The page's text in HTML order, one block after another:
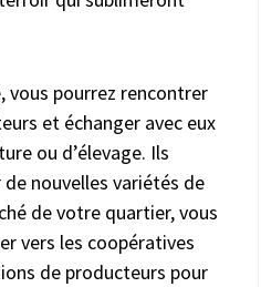
vous pourrez rencontrer
et échanger avec eux
ou d’élevage. Ils
nouvelles variétés de
de votre quartier, vous
vers les coopératives
de producteurs pour